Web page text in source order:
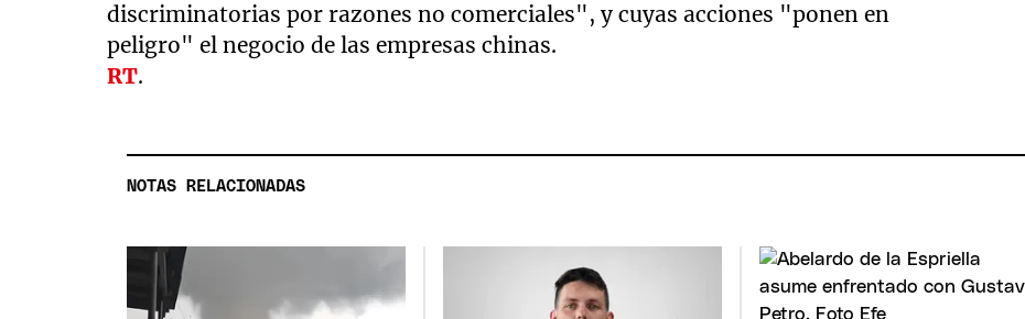
discriminatorias por razones no comerciales", y cuyas acciones "ponen en
peligro" el negocio de las empresas chinas.
RT.
NOTAS RELACIONADAS